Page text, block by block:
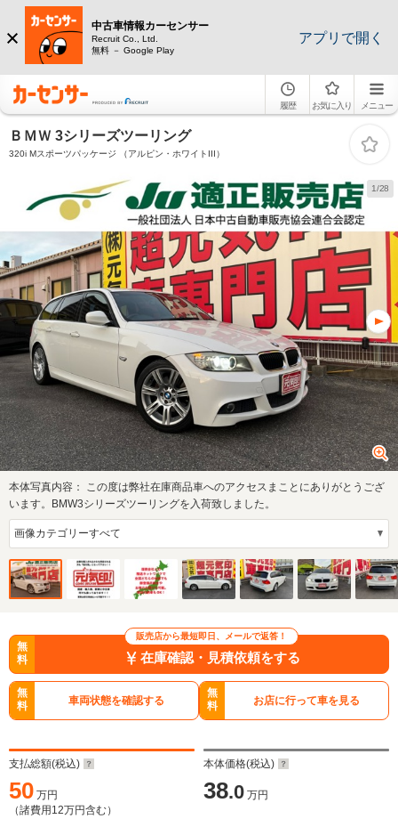
中古車情報カーセンサー
Recruit Co., Ltd.
無料 － Google Play
アプリで開く
履歴 お気に入り メニュー
ＢＭＷ 3シリーズツーリング
320i Mスポーツパッケージ （アルピン・ホワイトIII）
1/28
本体写真内容： この度は弊社在庫商品車へのアクセスまことにありがとうござ
います。BMW3シリーズツーリングを入荷致しました。
販売店から最短即日、メールで返答！
無
料
在庫確認・見積依頼をする
無
料
車両状態を確認する
無
料
お店に行って車を見る
支払総額(税込)
50 万円
（諸費用 12万円含む）
本体価格(税込)
38.0 万円